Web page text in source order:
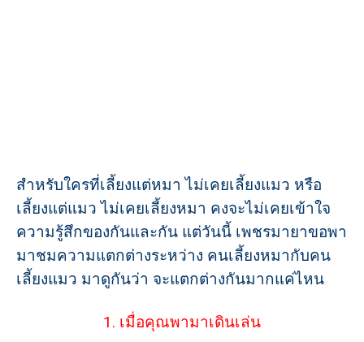
สำหรับใครที่เลี้ยงแต่หมา ไม่เคยเลี้ยงแมว หรือ
เลี้ยงแต่แมว ไม่เคยเลี้ยงหมา คงจะไม่เคยเข้าใจ
ความรู้สึกของกันและกัน แต่วันนี้ เพชรมายาขอพา
มาชมความแตกต่างระหว่าง คนเลี้ยงหมากับคน
เลี้ยงแมว มาดูกันว่า จะแตกต่างกันมากแค่ไหน
1. เมื่อคุณพามาเดินเล่น